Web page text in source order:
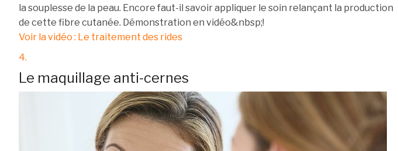
la souplesse de la peau. Encore faut-il savoir appliquer le soin relançant la production
de cette fibre cutanée. Démonstration en vidéo&nbsp;!
Voir la vidéo : Le traitement des rides
4.
Le maquillage anti-cernes